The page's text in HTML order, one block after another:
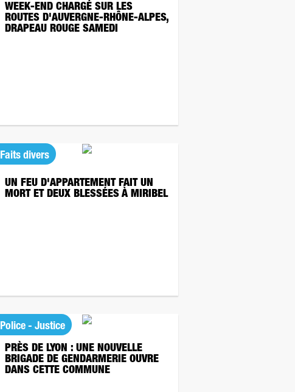
WEEK-END CHARGÉ SUR LES
ROUTES D'AUVERGNE-RHÔNE-ALPES,
DRAPEAU ROUGE SAMEDI
Faits divers
UN FEU D'APPARTEMENT FAIT UN
MORT ET DEUX BLESSÉES À MIRIBEL
Police - Justice
PRÈS DE LYON : UNE NOUVELLE
BRIGADE DE GENDARMERIE OUVRE
DANS CETTE COMMUNE